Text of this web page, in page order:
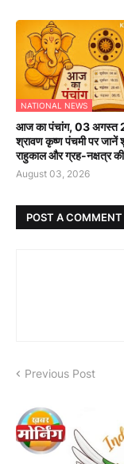
NATIONAL NEWS
आज का पंचांग, 03 अगस्त
श्रावण कृष्ण पंचमी पर जानें
राहुकाल और ग्रह-नक्षत्र की
August 03, 2026
POST A COMMENT
Previous Post